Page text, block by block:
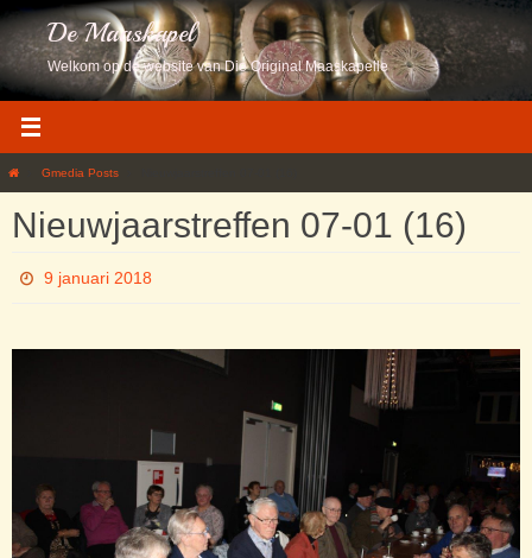
inhoud
De Maaskapel
Welkom op de website van Die Original Maaskapelle
HomeGmedia Posts
Nieuwjaarstreffen 07-01 (16)
9 januari 2018